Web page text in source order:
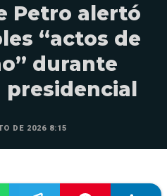
Petro alertó
“actos de
durante
DE 2026 8:15